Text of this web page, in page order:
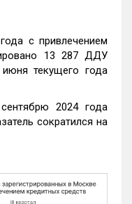
с привлечением
13 287 ДДУ
текущего года
2024 года
сократился на